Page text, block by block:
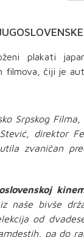
plakati
filmova, čiji je
Srpskog
direktor
zvaničan
naše bivše
od
pa do